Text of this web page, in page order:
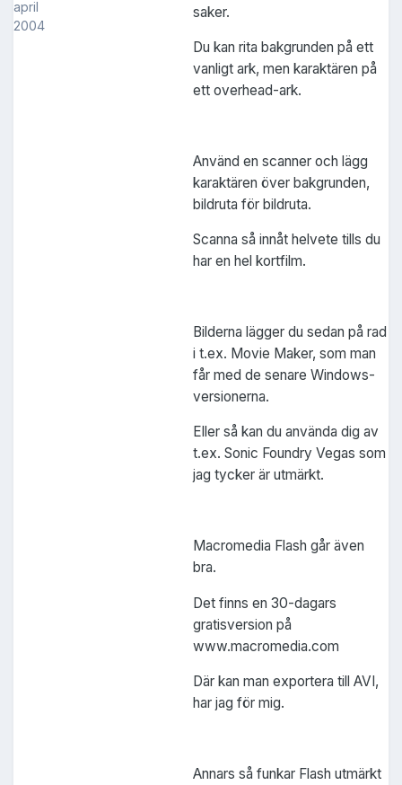
april
2004
saker.
Du kan rita bakgrunden på ett
vanligt ark, men karaktären på
ett overhead-ark.
Använd en scanner och lägg
karaktären över bakgrunden,
bildruta för bildruta.
Scanna så innåt helvete tills du
har en hel kortfilm.
Bilderna lägger du sedan på rad
i t.ex. Movie Maker, som man
får med de senare Windows-
versionerna.
Eller så kan du använda dig av
t.ex. Sonic Foundry Vegas som
jag tycker är utmärkt.
Macromedia Flash går även
bra.
Det finns en 30-dagars
gratisversion på
www.macromedia.com
Där kan man exportera till AVI,
har jag för mig.
Annars så funkar Flash utmärkt